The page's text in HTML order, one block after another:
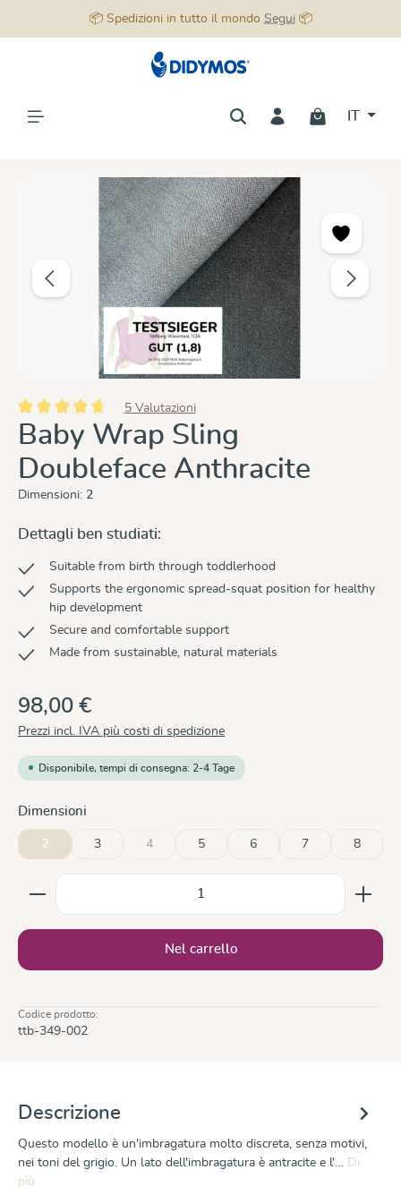
📦 Spedizioni in tutto il mondo Segui📦
Salta la galleria di immagini
Valutazione media di 4.8 su 5 stelle
5 Valutazioni
Baby Wrap Sling
Doubleface Anthracite
Dimensioni: 2
Dettagli ben studiati:
Suitable from birth through toddlerhood
Supports the ergonomic spread-squat position for healthy
hip development
Secure and comfortable support
Made from sustainable, natural materials
98,00 €
Prezzi incl. IVA più costi di spedizione
Disponibile, tempi di consegna: 2-4 Tage
Seleziona
Dimensioni
2 3 4 5 6 7 8
Quantità del prodotto: inserisci la quantità
Nel carrello
Codice prodotto:
ttb-349-002
Descrizione
Questo modello è un'imbragatura molto discreta, senza motivi,
nei toni del grigio. Un lato dell'imbragatura è antracite e l'… Di
più